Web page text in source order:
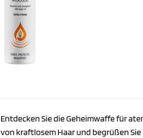
Entdecken Sie die Geheimwaffe für
von kraftlosem Haar und begrüßen